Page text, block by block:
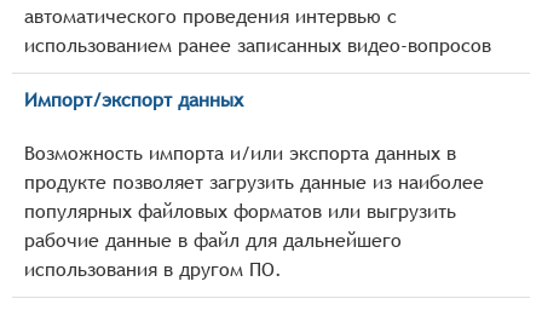
автоматического проведения интервью с
использованием ранее записанных видео-вопросов
Импорт/экспорт данных
Возможность импорта и/или экспорта данных в
продукте позволяет загрузить данные из наиболее
популярных файловых форматов или выгрузить
рабочие данные в файл для дальнейшего
использования в другом ПО.